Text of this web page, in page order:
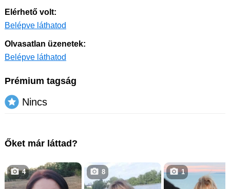
Elérhető volt:
Belépve láthatod
Olvasatlan üzenetek:
Belépve láthatod
Prémium tagság
Nincs
Őket már láttad?
4 8 1